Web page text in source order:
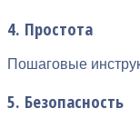
4. Простота
Пошаговые
5. Безопасность